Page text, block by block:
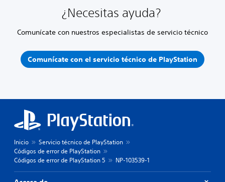
¿Necesitas ayuda?
Comunícate con nuestros especialistas de servicio técnico
Comunícate con el servicio técnico de PlayStation
Inicio
Servicio técnico de PlayStation
Códigos de error de PlayStation
Códigos de error de PlayStation 5
NP-103539-1